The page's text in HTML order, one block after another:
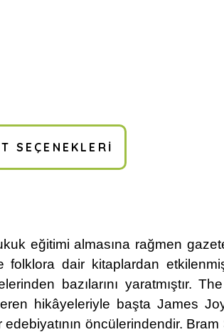
SEÇENEKLERI
eğitimi almasına rağmen
dair kitaplardan
bazılarını yaratmıştır.
hikâyeleriyle başta James
öncülerindendir. Bram